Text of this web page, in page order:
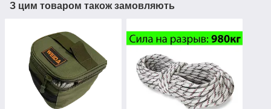
З цим товаром також замовляють